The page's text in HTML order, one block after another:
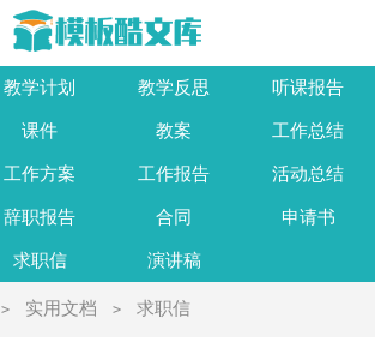
教学计划 教学反思 听课报告
课件 教案 工作总结
工作方案 工作报告 活动总结
辞职报告 合同 申请书
求职信 演讲稿
> 实用文档 > 求职信